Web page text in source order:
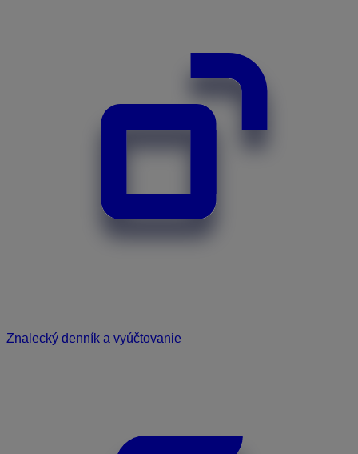
Znalecký denník a vyúčtovanie